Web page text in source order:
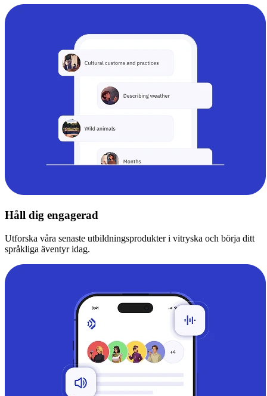
Håll dig engagerad
Utforska våra senaste utbildningsprodukter i vitryska och börja ditt
språkliga äventyr idag.